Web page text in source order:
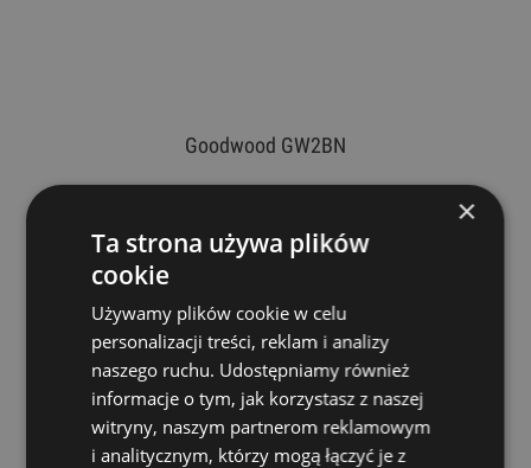
Goodwood GW2BN
29,00 zł
×
Ta strona używa plików
cookie
Używamy plików cookie w celu
personalizacji treści, reklam i analizy
naszego ruchu. Udostępniamy również
informacje o tym, jak korzystasz z naszej
witryny, naszym partnerom reklamowym
i analitycznym, którzy mogą łączyć je z